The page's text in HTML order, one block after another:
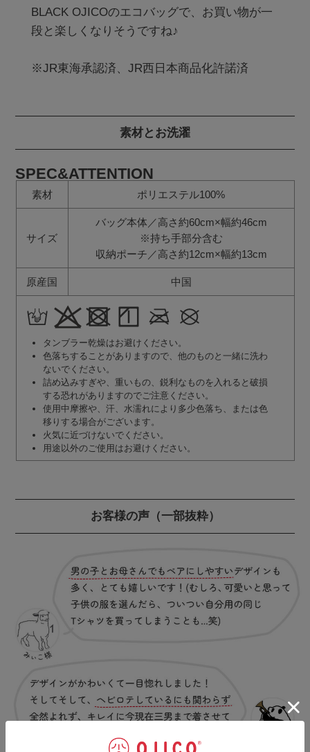
BLACK OJICOのエコバッグで、お買い物が一
段と楽しくなりそうですね♪
※JR東海承認済、JR西日本商品化許諾済
素材とお洗濯
SPEC&ATTENTION
素材 ポリエステル100%
サイズ
バッグ本体／高さ約60cm×幅約46cm
※持ち手部分含む
収納ポーチ／高さ約12cm×幅約13cm
原産国 中国
タンブラー乾燥はお避けください。
色落ちすることがありますので、他のものと一緒に洗わ
ないでください。
詰め込みすぎや、重いもの、鋭利なものを入れると破損
する恐れがありますのでご注意ください。
使用中摩擦や、汗、水濡れにより多少色落ち、または色
移りする場合がございます。
火気に近づけないでください。
用途以外のご使用はお避けください。
お客様の声（一部抜粋）